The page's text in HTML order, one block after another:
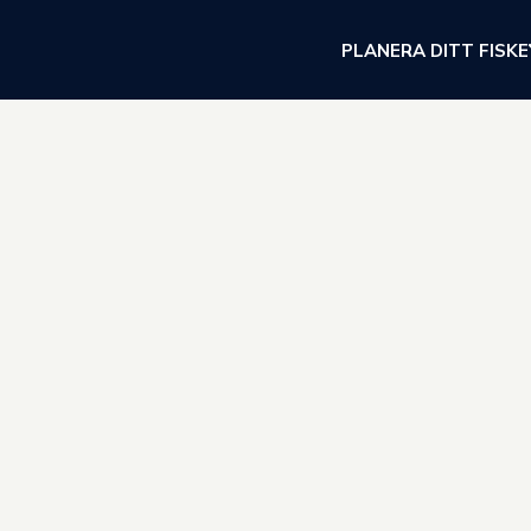
PLANERA DITT FISKE